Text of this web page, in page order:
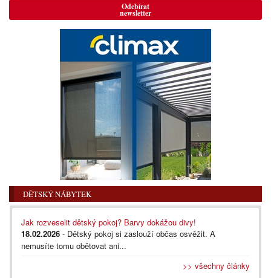
Odebírat
newsletter
DĚTSKÝ NÁBYTEK
Jak rozveselit dětský pokoj? Barvy dokážou divy!
18.02.2026 - Dětský pokoj si zaslouží občas osvěžit. A
nemusíte tomu obětovat ani...
>> všechny články